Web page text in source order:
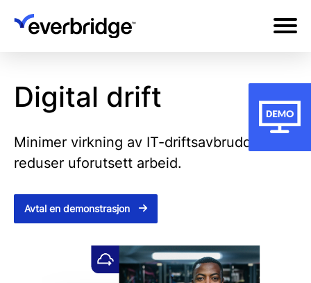
Skip
Digital drift
Minimer virkning av IT-driftsavbrudd og
reduser uforutsett arbeid.
Avtal en demonstrasjon